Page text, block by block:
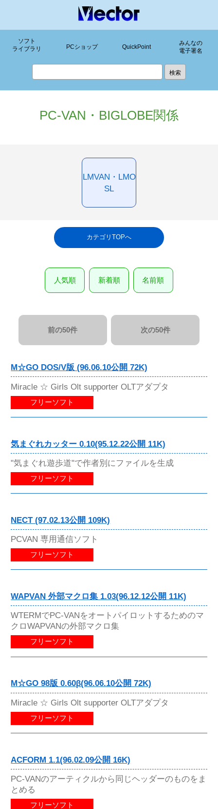
ソフト
ライブラリ
PCショップ QuickPoint
みんなの
電子署名
PC-VAN・BIGLOBE関係
LMVAN・LMO
SL
カテゴリTOPへ
人気順 新着順 名前順
前の50件 次の50件
M☆GO DOS/V版 (96.06.10公開 72K)
Miracle ☆ Girls Olt supporter OLTアダプタ
フリーソフト
気まぐれカッター 0.10(95.12.22公開 11K)
"気まぐれ遊歩道"で作者別にファイルを生成
フリーソフト
NECT (97.02.13公開 109K)
PCVAN 専用通信ソフト
フリーソフト
WAPVAN 外部マクロ集 1.03(96.12.12公開 11K)
WTERMでPC-VANをオートパイロットするためのマ
クロWAPVANの外部マクロ集
フリーソフト
M☆GO 98版 0.60β(96.06.10公開 72K)
Miracle ☆ Girls Olt supporter OLTアダプタ
フリーソフト
ACFORM 1.1(96.02.09公開 16K)
PC-VANのアーティクルから同じヘッダーのものをま
とめる
フリーソフト